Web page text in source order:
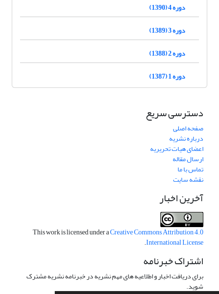
دوره 4 (1390)
دوره 3 (1389)
دوره 2 (1388)
دوره 1 (1387)
دسترسی سریع
صفحه اصلی
درباره نشریه
اعضای هیات تحریریه
ارسال مقاله
تماس با ما
نقشه سایت
آخرین اخبار
This work is licensed under aCreative Commons Attribution 4.0
International License
.
اشتراک خبرنامه
برای دریافت اخبار و اطلاعیه های مهم نشریه در خبرنامه نشریه مشترک
شوید.